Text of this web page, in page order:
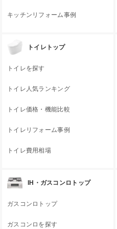
キッチンリフォーム事例
トイレトップ
トイレを探す
トイレ人気ランキング
トイレ価格・機能比較
トイレリフォーム事例
トイレ費用相場
IH・ガスコンロトップ
ガスコンロトップ
ガスコンロを探す